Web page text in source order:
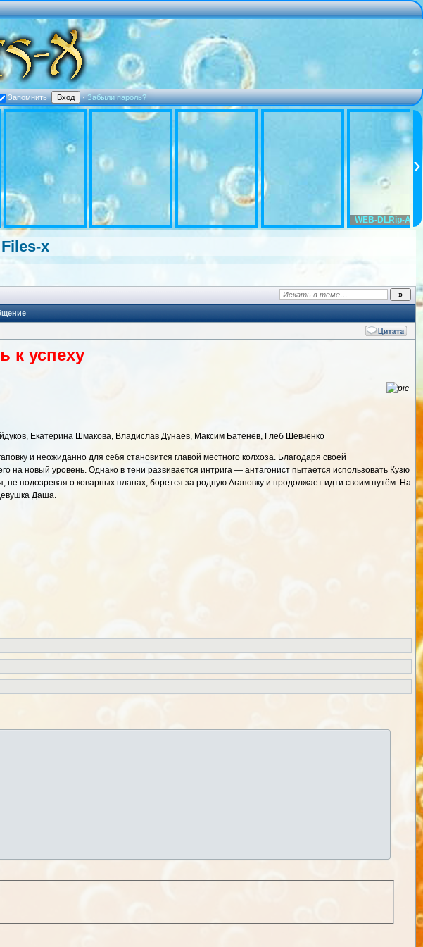
Запомнить ·Забыли пароль?
WEB-DLRip-AVC
x
к успеху
Екатерина Шмакова, Владислав Дунаев, Максим Батенёв, Глеб Шевченко
и неожиданно для себя становится главой местного колхоза. Благодаря своей
на новый уровень. Однако в тени развивается интрига — антагонист пытается использовать Кузю
подозревая о коварных планах, борется за родную Агаповку и продолжает идти своим путём. На
Даша.